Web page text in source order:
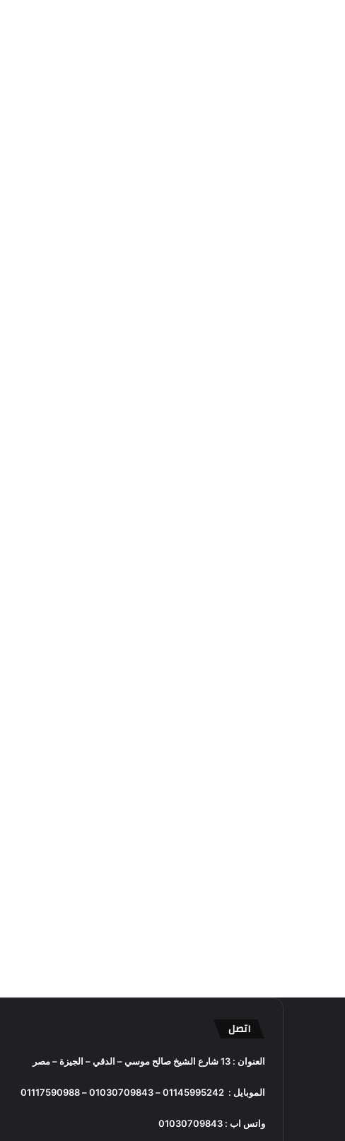
اتصل
العنوان : 13 شارع الشيخ صالح موسي – الدقي – الجيزة – مصر
الموبايل : 01145995242
–
01030709843
–
01117590988
واتس اب : 01030709843